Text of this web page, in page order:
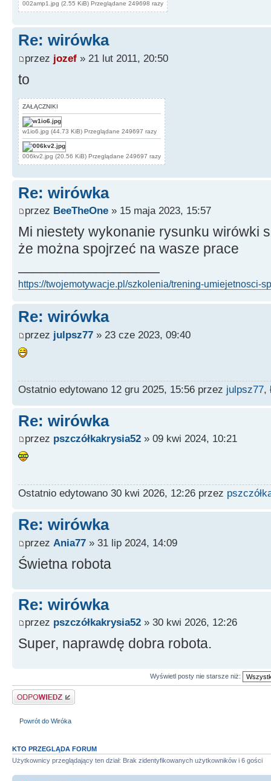
002amp1.jpg (2.55 KiB) Przeglądane 249698 razy
Re: wirówka
przez jozef » 21 lut 2011, 20:50
to
ZAŁĄCZNIKI
w1io6.jpg (44.73 KiB) Przeglądane 249697 razy
006kv2.jpg (20.56 KiB) Przeglądane 249697 razy
Re: wirówka
przez BeeTheOne » 15 maja 2023, 15:57
Mi niestety wykonanie rysunku wirówki
że można spojrzeć na wasze prace
https://twojemotywacje.pl/szkolenia/trening-umiejetnosci-
Re: wirówka
przez julpsz77 » 23 cze 2023, 09:40
Ostatnio edytowano 12 gru 2025, 15:56 przez julpsz77,
Re: wirówka
przez pszczółkakrysia52 » 09 kwi 2024, 10:21
Ostatnio edytowano 30 kwi 2026, 12:26 przez
Re: wirówka
przez Ania77 » 31 lip 2024, 14:09
Świetna robota
Re: wirówka
przez pszczółkakrysia52 » 30 kwi 2026, 12:26
Super, naprawdę dobra robota.
Wyświetl posty nie starsze niż:
Odpowiedz
Powrót do Wiróka
KTO PRZEGLĄDA FORUM
Użytkownicy przeglądający ten dział: Brak zidentyfikowanych użytkowników i 6 gości